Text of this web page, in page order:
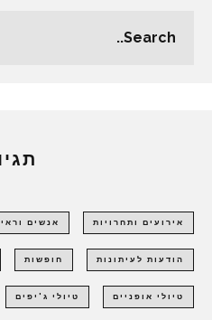
אירועים ותחרויות אנשים
הודעות לעיתונות חופשות
טיולי אופניים טיולי ג'יפים